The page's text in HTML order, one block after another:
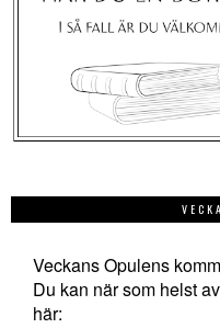
Veckans Opulens
Du kan när som helst
här: